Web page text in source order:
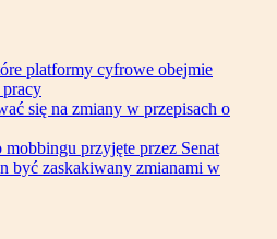
platformy cyfrowe obejmie
pracy
się na zmiany w przepisach o
przyjęte przez Senat
być zaskakiwany zmianami w